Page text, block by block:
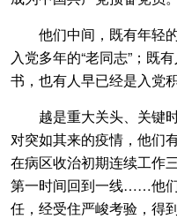
他们中间，既有年轻的
入党多年的“老同志”；既
书，也有人早已经是入党积
越是重大关头、关键时
对突如其来的疫情，他们
在病区收治初期连续工作
第一时间回到一线……他们
任，经受住严峻考验，得